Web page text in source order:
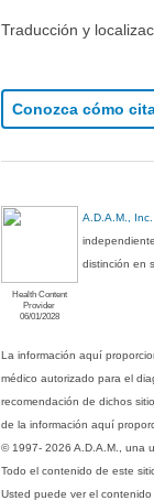
Traducción y
Conozca cómo
Health Content
Provider
06/01/2028
A.D.A.M.,
distinción en
La información aquí
médico autorizado para el
recomendación de dichos
de la información aquí
© 1997- 2026 A.D.A.M., una
Todo el contenido de este
Usted puede ver el